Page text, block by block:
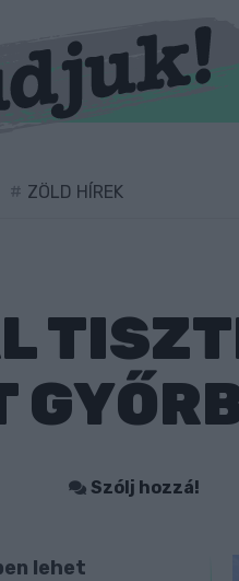
ZÖLD HÍREK
Szólj hozzá!
lehet